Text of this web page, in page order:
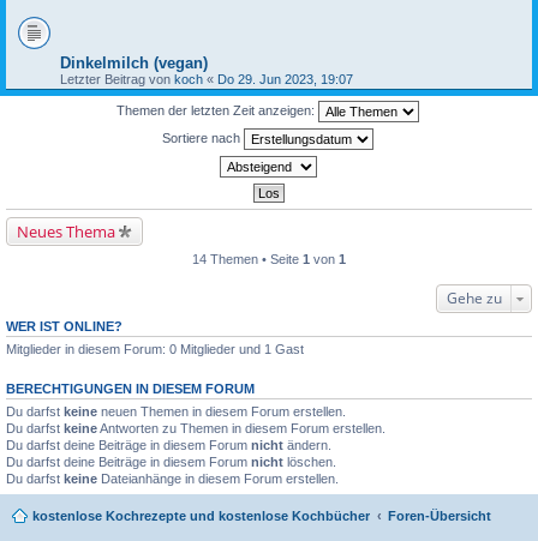
Dinkelmilch (vegan)
Letzter Beitrag von koch « Do 29. Jun 2023, 19:07
Themen der letzten Zeit anzeigen:
Sortiere nach
Neues Thema
14 Themen • Seite 1 von 1
Gehe zu
WER IST ONLINE?
Mitglieder in diesem Forum: 0 Mitglieder und 1 Gast
BERECHTIGUNGEN IN DIESEM FORUM
Du darfst keine neuen Themen in diesem Forum erstellen.
Du darfst keineAntworten zu Themen in diesem Forum erstellen.
Du darfst deine Beiträge in diesem Forum nicht ändern.
Du darfst deine Beiträge in diesem Forum nicht löschen.
Du darfst keine Dateianhänge in diesem Forum erstellen.
kostenlose Kochrezepte und kostenlose Kochbücher Foren-Übersicht